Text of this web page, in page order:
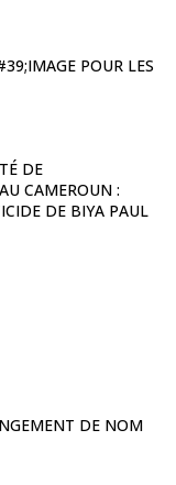
POUR LES
DE
CAMEROUN :
DE BIYA PAUL
DE NOM